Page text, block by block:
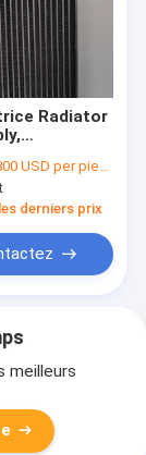
Radiator
USD per piece
derniers prix
meilleurs